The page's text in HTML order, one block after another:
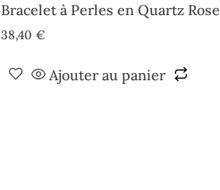
Bracelet à Perles en Quartz Rose
38,40 €
Ajouter au panier